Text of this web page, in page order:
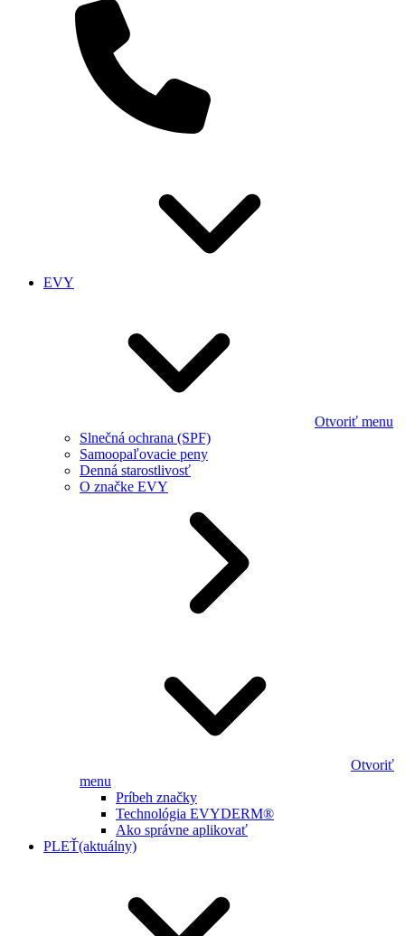
EVY
Otvoriť menu
Slnečná ochrana (SPF)
Samoopaľovacie peny
Denná starostlivosť
O značke EVY
Otvoriť
menu
Príbeh značky
Technológia EVYDERM®
Ako správne aplikovať
PLEŤ(aktuálny)